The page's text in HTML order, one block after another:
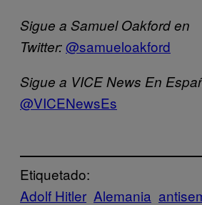
Sigue a Samuel Oakford en
Twitter:@samueloakford
Sigue a VICE News En
@VICENewsEs
Etiquetado:
Adolf Hitler Alemania